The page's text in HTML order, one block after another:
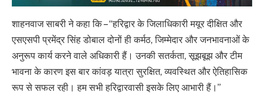
शाहनवाज साबरी ने कहा कि – “हरिद्वार के जिलाधिकारी मयूर दीक्षित और
एसएसपी प्रमेंद्र सिंह डोबाल दोनों ही कर्मठ, जिम्मेदार और जनभावनाओं के
अनुरूप कार्य करने वाले अधिकारी हैं। उनकी सतर्कता, सूझबूझ और टीम
भावना के कारण इस बार कांवड़ यात्रा सुरक्षित, व्यवस्थित और ऐतिहासिक
रूप से सफल रही। हम सभी हरिद्वारवासी इसके लिए आभारी हैं।”